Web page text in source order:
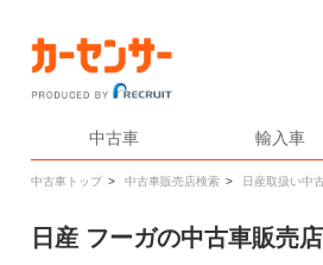
中古車 輸入車
中古車トップ > 中古車販売店検索 > 日産取扱い中
日産 フーガの中古車販売